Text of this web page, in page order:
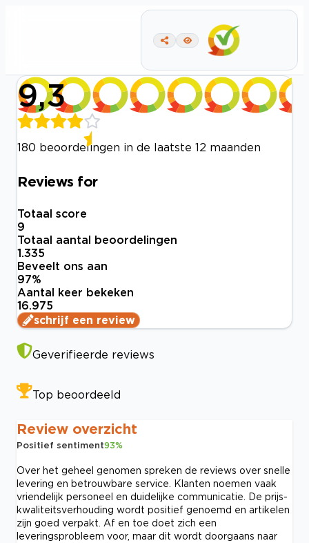
9,3
180 beoordelingen in de laatste 12 maanden
Reviews for
Totaal score
9
Totaal aantal beoordelingen
1.335
Beveelt ons aan
97%
Aantal keer bekeken
16.975
schrijf een review
Geverifieerde reviews
Top beoordeeld
Review overzicht
Positief sentiment93%
Over het geheel genomen spreken de reviews over snelle
levering en betrouwbare service. Klanten noemen vaak
vriendelijk personeel en duidelijke communicatie. De prijs-
kwaliteitsverhouding wordt positief genoemd en artikelen
zijn goed verpakt. Af en toe doet zich een
leveringsprobleem voor, maar dit wordt doorgaans naar